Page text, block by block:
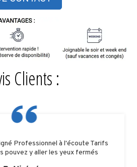
Clients :
Professionnel à l'écoute Tarifs
pouvez y aller les yeux fermés